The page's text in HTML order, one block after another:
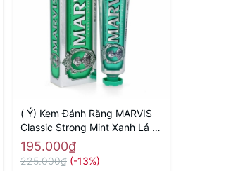
( Ý) Kem Đánh Răng MARVIS
Classic Strong Mint Xanh Lá (
Vị Bạc Hà Thơm Mát)
195.000₫
225.000₫ (-13%)